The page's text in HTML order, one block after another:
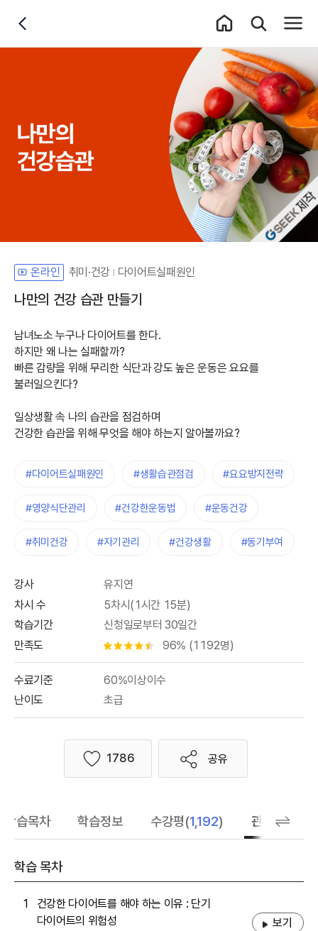
통합검색 레이
전체
뒤로가기
온라인 취미·건강 다이어트실패원인
나만의 건강 습관 만들기
남녀노소 누구나 다이어트를 한다.
하지만 왜 나는 실패할까?
빠른 감량을 위해 무리한 식단과 강도 높은 운동은 요요를
불러일으킨다?
일상생활 속 나의 습관을 점검하며
건강한 습관을 위해 무엇을 해야 하는지 알아볼까요?
#다이어트실패원인 #생활습관점검 #요요방지전략
#영양식단관리 #건강한운동법 #운동건강
#취미건강 #자기관리 #건강생활 #동기부여
강사
유지연
차시 수
5차시(1시간 15분)
학습기간
신청일로부터 30일간
만족도
별점 4.5개 96% (1192명)
수료기준
60%이상이수
난이도
초급
좋아요
1786 공유
학습목차 학습정보 수강평(1,192) 관련 추천 학
학습 목차
1
건강한 다이어트를 해야 하는 이유 : 단기
다이어트의 위험성
보기
자체개발 강좌G